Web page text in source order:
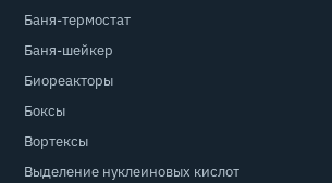
Баня-термостат
Баня-шейкер
Биореакторы
Боксы
Вортексы
Выделение нуклеиновых кислот